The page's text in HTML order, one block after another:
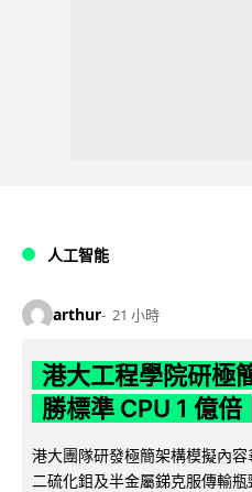
人工智能
arthur 21 小時
港大工程學院研極
勝標準 CPU 1 億倍
港大團隊研發極簡架構模擬內
二硫化鉬及半金屬銻克服傳輸